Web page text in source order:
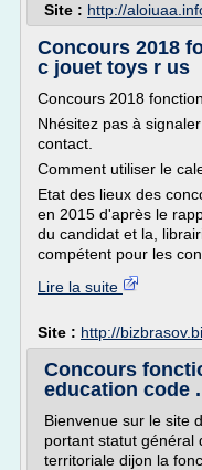
Site : http://
Concours 2018
c jouet toys r us
Concours 2018
Nhésitez pas à
contact.
Comment utiliser le
Etat des lieux des
en 2015 d'après le
du candidat et la,
compétent pour les
Lire la suite
Site : http://
Concours
education code
Bienvenue sur le site
portant statut général
territoriale dijon la